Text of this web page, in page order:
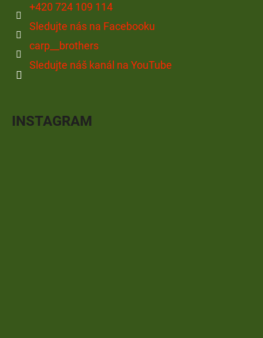
+420 724 109 114
Sledujte nás na Facebooku
carp__brothers
Sledujte náš kanál na YouTube
INSTAGRAM